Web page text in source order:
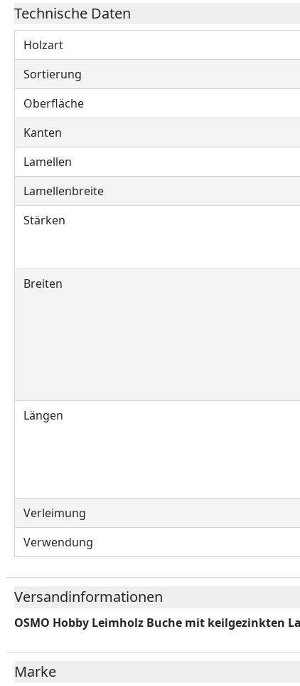
Technische Daten
Holzart
Sortierung
Oberfläche
Kanten
Lamellen
Lamellenbreite
Stärken
Breiten
Längen
Verleimung
Verwendung
Versandinformationen
OSMO Hobby Leimholz Buche mit keilgezinkten
Marke